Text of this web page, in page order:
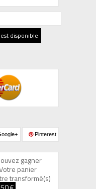
disponible
Pinterest
gagner
panier
transformé(s)